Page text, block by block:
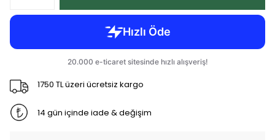
1750 TL üzeri ücretsiz kargo
14 gün içinde iade & değişim